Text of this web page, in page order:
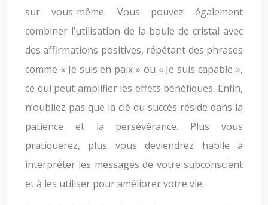
sur vous-même. Vous pouvez également
combiner l’utilisation de la boule de cristal avec
des affirmations positives, répétant des phrases
comme « Je suis en paix » ou « Je suis capable »,
ce qui peut amplifier les effets bénéfiques. Enfin,
n’oubliez pas que la clé du succès réside dans la
patience et la persévérance. Plus vous
pratiquerez, plus vous deviendrez habile à
interpréter les messages de votre subconscient
et à les utiliser pour améliorer votre vie.